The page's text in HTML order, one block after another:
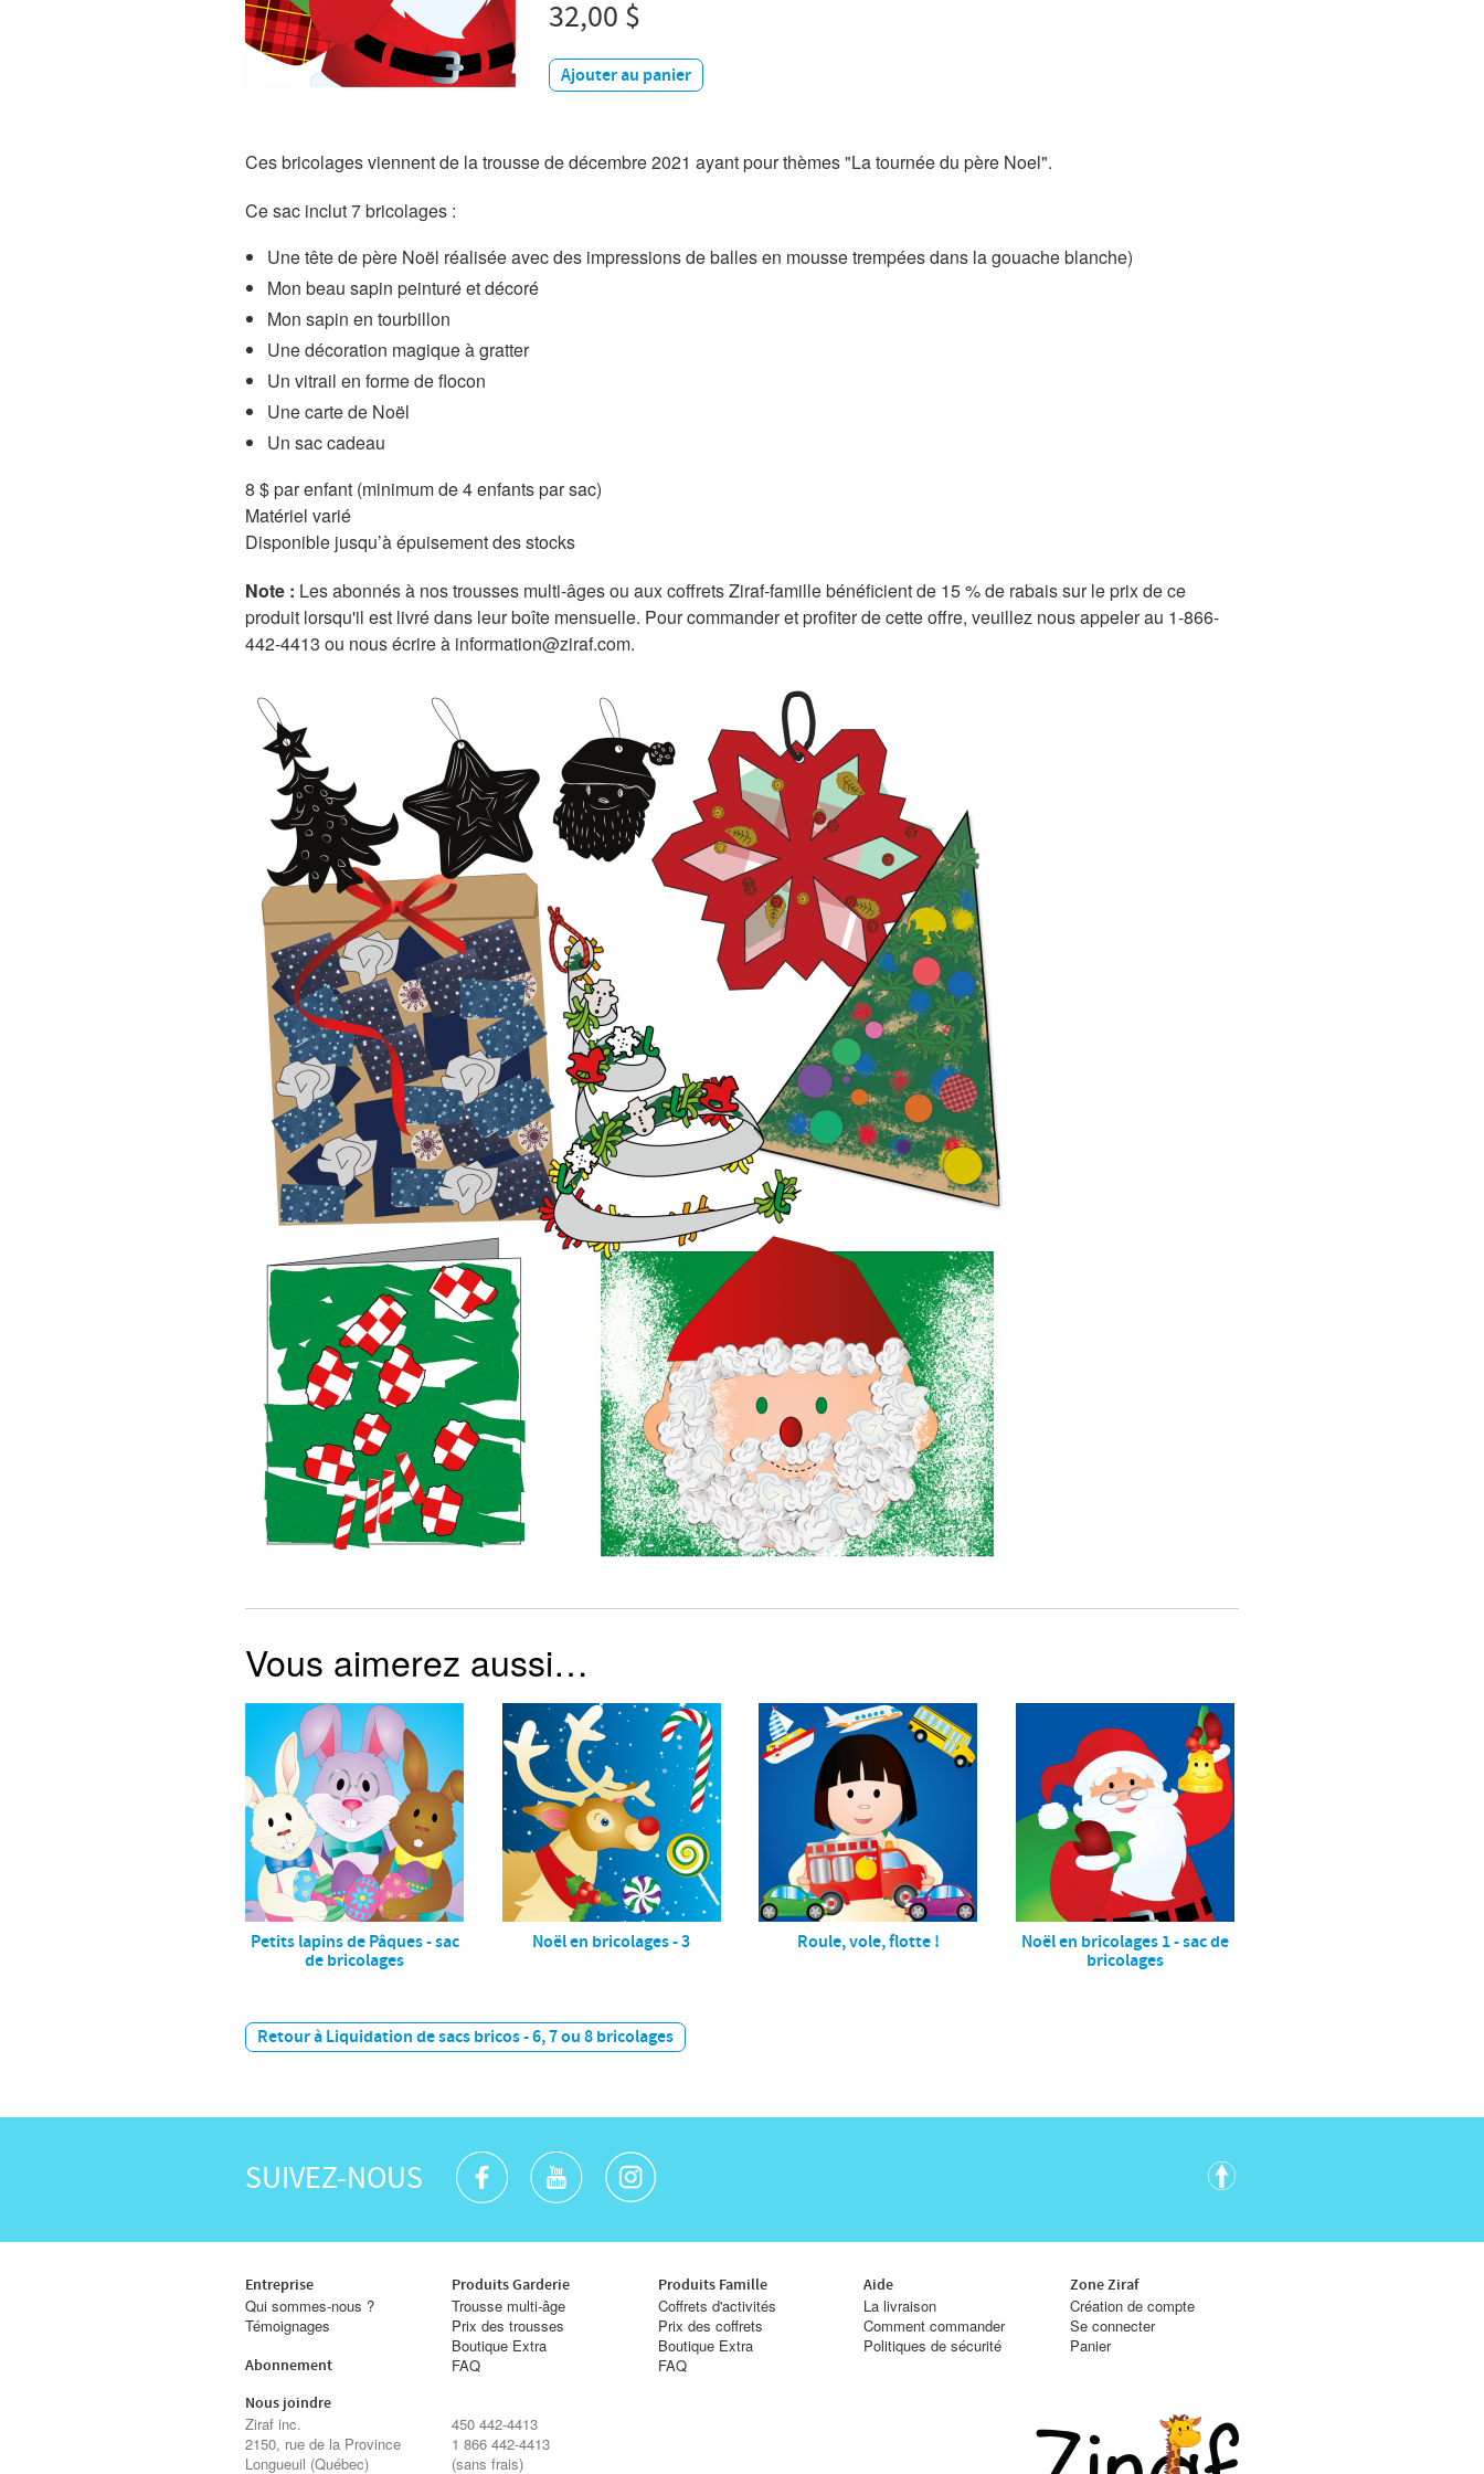
32,00 $
Ajouter au panier
Ces bricolages viennent de la trousse de décembre 2021 ayant pour thèmes "La tournée du père Noel".
Ce sac inclut 7 bricolages :
Une tête de père Noël réalisée avec des impressions de balles en mousse trempées dans la gouache blanche)
Mon beau sapin peinturé et décoré
Mon sapin en tourbillon
Une décoration magique à gratter
Un vitrail en forme de flocon
Une carte de Noël
Un sac cadeau
8 $ par enfant (minimum de 4 enfants par sac)
Matériel varié
Disponible jusqu’à épuisement des stocks
Note : Les abonnés à nos trousses multi-âges ou aux coffrets Ziraf-famille bénéficient de 15 % de rabais sur le prix de ce
produit lorsqu'il est livré dans leur boîte mensuelle. Pour commander et profiter de cette offre, veuillez nous appeler au 1-866-
442-4413 ou nous écrire à information@ziraf.com.
Vous aimerez aussi…
Petits lapins de Pâques - sac
de bricolages
Noël en bricolages - 3 Roule, vole, flotte !
Noël en bricolages 1 - sac de
bricolages
Retour à Liquidation de sacs bricos - 6, 7 ou 8 bricolages
SUIVEZ-NOUS
Entreprise
Qui sommes-nous ?
Témoignages
Abonnement
Produits Garderie
Trousse multi-âge
Prix des trousses
Boutique Extra
FAQ
Produits Famille
Coffrets d'activités
Prix des coffrets
Boutique Extra
FAQ
Aide
La livraison
Comment commander
Politiques de sécurité
Zone Ziraf
Création de compte
Se connecter
Panier
Nous joindre
Ziraf inc.
2150, rue de la Province
Longueuil (Québec)
450 442-4413
1 866 442-4413
(sans frais)